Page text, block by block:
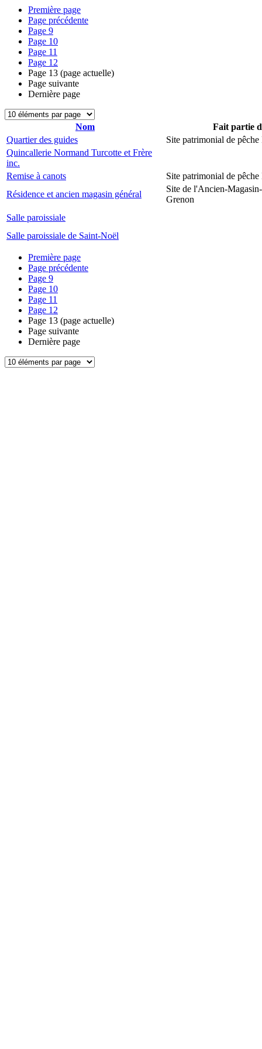
Première page
Page précédente
Page 9
Page 10
Page 11
Page 12
Page 13 (page actuelle)
Page suivante
Dernière page
Nom
Fait partie
Quartier des guides
Site patrimonial de
Quincallerie Normand Turcotte et Frère
inc.
Remise à canots
Site patrimonial de
Résidence et ancien magasin général
Site de l'Ancien-
Grenon
Salle paroissiale
Salle paroissiale de Saint-Noël
Première page
Page précédente
Page 9
Page 10
Page 11
Page 12
Page 13 (page actuelle)
Page suivante
Dernière page